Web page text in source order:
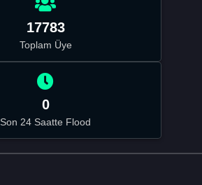
17783
Toplam Üye
0
Son 24 Saatte Flood